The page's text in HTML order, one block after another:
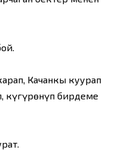
Качанкы куурап
күңгүрөнүп бирдеме